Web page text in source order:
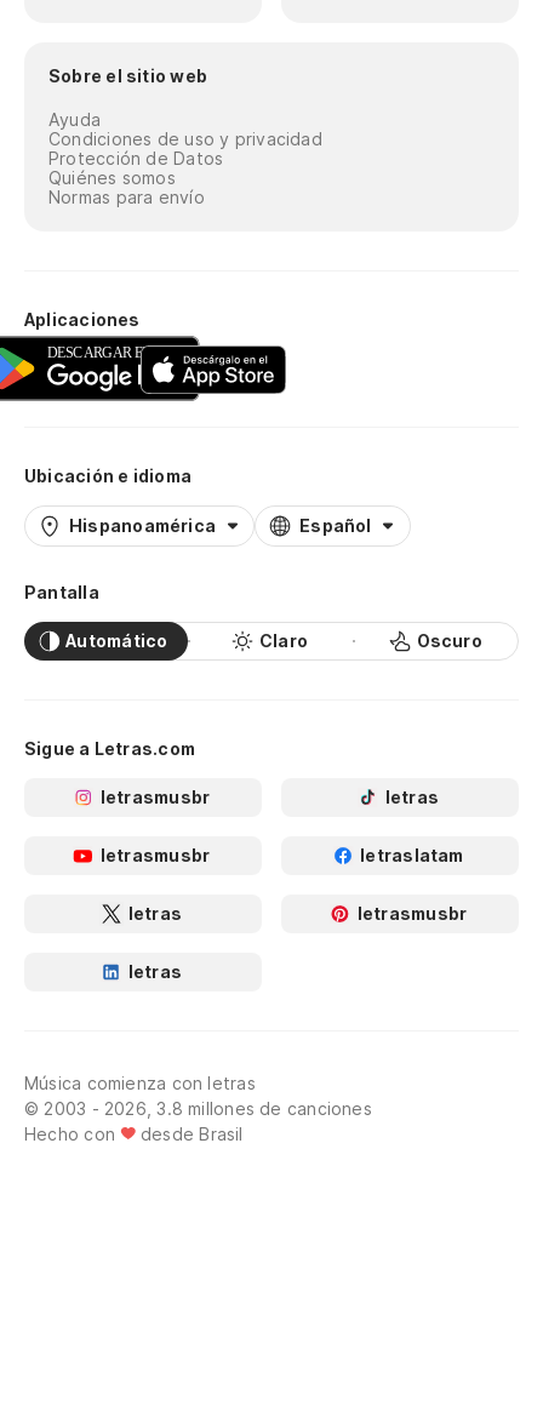
Sobre el sitio web
Ayuda
Condiciones de uso y privacidad
Protección de Datos
Quiénes somos
Normas para envío
Aplicaciones
Ubicación e idioma
Hispanoamérica Español
Pantalla
Automático Claro Oscuro
Sigue a Letras.com
letrasmusbr letras
letrasmusbr letraslatam
letras letrasmusbr
letras
Música comienza con letras
© 2003 - 2026, 3.8 millones de canciones
Hecho con
desde Brasil